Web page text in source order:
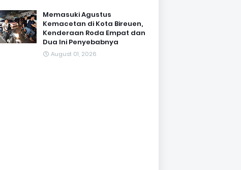
Memasuki Agustus
Kemacetan di Kota Bireuen,
Kenderaan Roda Empat dan
Dua Ini Penyebabnya
August 01, 2026